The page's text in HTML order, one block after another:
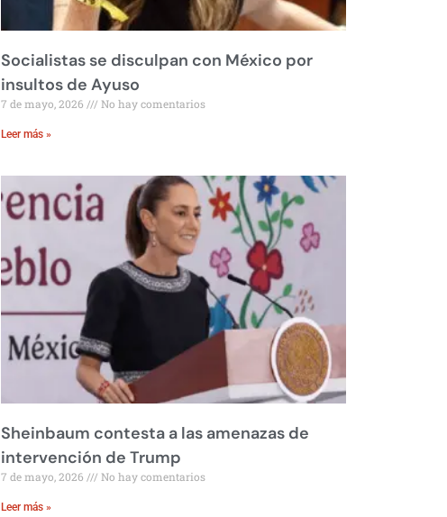
Socialistas se disculpan con México por
insultos de Ayuso
7 de mayo, 2026 No hay comentarios
Leer más »
Sheinbaum contesta a las amenazas de
intervención de Trump
7 de mayo, 2026 No hay comentarios
Leer más »